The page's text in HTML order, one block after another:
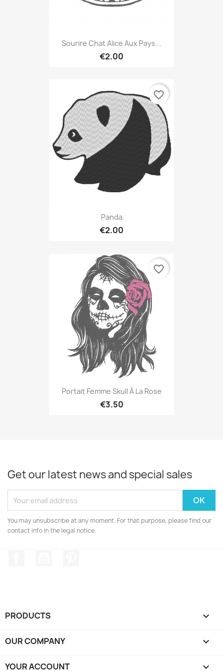
Sourire Chat Alice Aux Pays...
€2.00
Panda
€2.00
favorite_border
Portait Femme Skull À La Rose
€3.50
favorite_border
Get our latest news and special sales
You may unsubscribe at any moment. For that purpose, please find our
contact info in the legal notice.
PRODUCTS 
OUR COMPANY 
YOUR ACCOUNT 